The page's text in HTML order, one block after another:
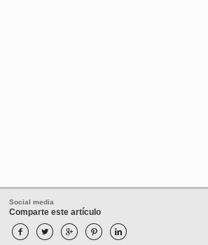
Social media
Comparte este artículo
    